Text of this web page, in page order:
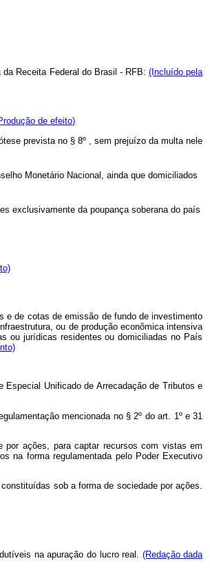
da Receita Federal do Brasil - RFB:(Incluído pela
de efeito)
prevista no § 8º , sem prejuízo da multa nele
Monetário Nacional, ainda que domiciliados
exclusivamente da poupança soberana do país
e de cotas de emissão de fundo de investimento
ou de produção econômica intensiva
ou jurídicas residentes ou domiciliadas no País
Unificado de Arrecadação de Tributos e
mencionada no § 2º do art. 1º e 31
por ações, para captar recursos com vistas em
na forma regulamentada pelo Poder Executivo
sob a forma de sociedade por ações.
na apuração do lucro real. (Redação dada